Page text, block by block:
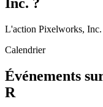
L'action Pixelworks,
Calendrier
Événements
R